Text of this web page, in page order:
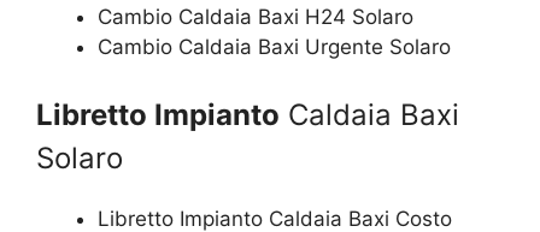
Cambio Caldaia Baxi H24 Solaro
Cambio Caldaia Baxi Urgente Solaro
Libretto Impianto Caldaia Baxi
Solaro
Libretto Impianto Caldaia Baxi Costo